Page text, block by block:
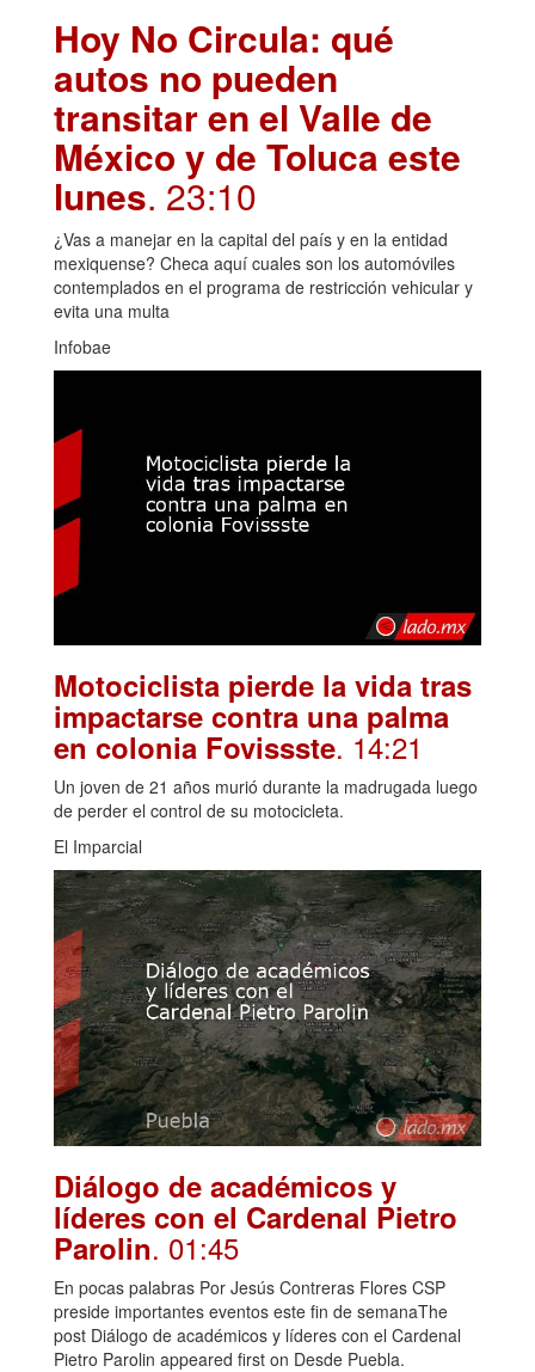
Hoy No Circula: qué
autos no pueden
transitar en el Valle de
México y de Toluca este
lunes. 23:10
¿Vas a manejar en la capital del país y en la entidad
mexiquense? Checa aquí cuales son los automóviles
contemplados en el programa de restricción vehicular y
evita una multa
Infobae
Motociclista pierde la vida tras
impactarse contra una palma
en colonia Fovissste. 14:21
Un joven de 21 años murió durante la madrugada luego
de perder el control de su motocicleta.
El Imparcial
Diálogo de académicos y
líderes con el Cardenal Pietro
Parolin. 01:45
En pocas palabras Por Jesús Contreras Flores CSP
preside importantes eventos este fin de semanaThe
post Diálogo de académicos y líderes con el Cardenal
Pietro Parolin appeared first on Desde Puebla.